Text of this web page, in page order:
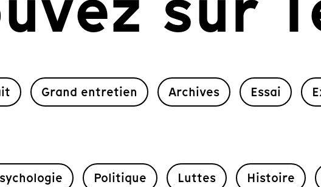
Grand entretien Archives Essai
Politique Luttes Histoire